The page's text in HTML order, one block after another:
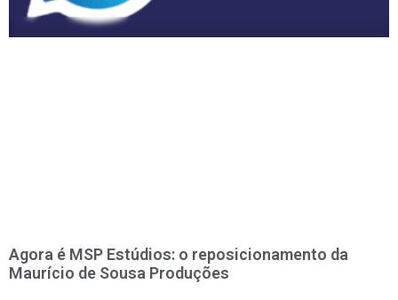
Agora é MSP Estúdios: o reposicionamento da
Maurício de Sousa Produções